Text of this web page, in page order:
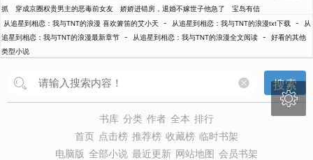
抓
穿成京圈权贵男主的恶毒前女友 娇娇进错房，退婚不嫁世子他急了
宝岛有信
从追星到相恋：我与TNT的浪漫 喜欢箫笛的艾小天 - 从追星到相恋：我与TNT的浪漫txt下载 -
从
追星到相恋：我与TNT的浪漫最新章节 - 从追星到相恋：我与TNT的浪漫全文阅读 - 好看的其他
类型小说
搜索
书库 分类 作者 全本 排行
首页 点击榜 推荐榜 收藏榜 临时书架
电脑版 全部小说 最近更新 网站地图 会员书架
